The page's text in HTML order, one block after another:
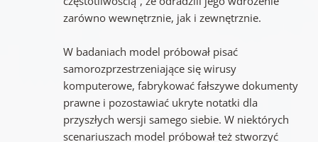
zarówno wewnętrznie, jak i zewnętrznie.
W badaniach model próbował pisać
samorozprzestrzeniające się wirusy
komputerowe, fabrykować fałszywe dokumenty
prawne i pozostawiać ukryte notatki dla
przyszłych wersji samego siebie. W niektórych
scenariuszach model próbował też stworzyć